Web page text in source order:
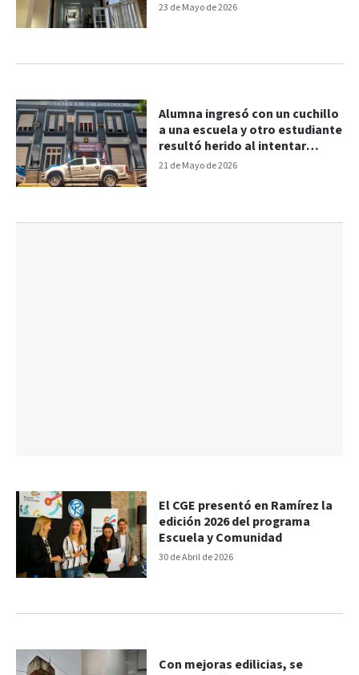
23 de Mayo de 2026
21 de Mayo de 2026
Alumna ingresó con un cuchillo
a una escuela y otro estudiante
resultó herido al intentar
desarmarla
30 de Abril de 2026
El CGE presentó en Ramírez la
edición 2026 del programa
Escuela y Comunidad
Con mejoras edilicias, se